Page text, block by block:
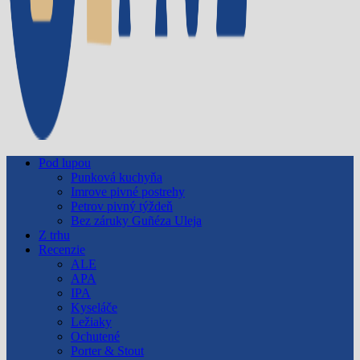
Pod lupou
Punková kuchyňa
Imrove pivné postrehy
Petrov pivný týždeň
Bez záruky Guñéza Uleja
Z trhu
Recenzie
ALE
APA
IPA
Kyseláče
Ležiaky
Ochutené
Porter & Stout